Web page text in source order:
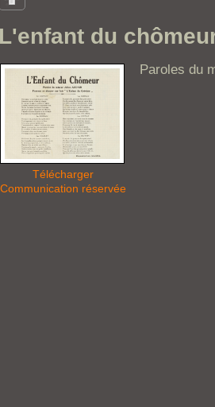
L'enfant du
Télécharger
Communication réservée
Paroles du